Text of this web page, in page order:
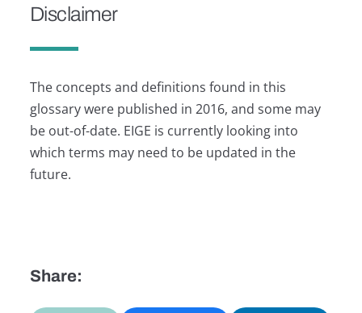
Disclaimer
The concepts and definitions found in this
glossary were published in 2016, and some may
be out-of-date. EIGE is currently looking into
which terms may need to be updated in the
future.
Share: